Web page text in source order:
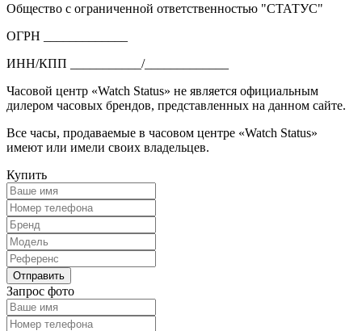
Общество с ограниченной ответственностью "СТАТУС"
ОГРН _____________
ИНН/КПП ___________/_____________
Часовой центр «Watch Status» не является официальным
дилером часовых брендов, представленных на данном сайте.
Все часы, продаваемые в часовом центре «Watch Status»
имеют или имели своих владельцев.
Купить
Запрос фото